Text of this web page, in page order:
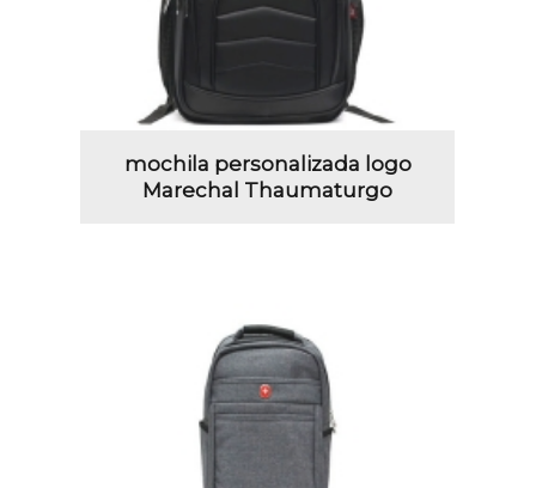
mochila personalizada logo
Marechal Thaumaturgo